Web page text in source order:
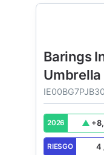
Barings
Umbrella
Europe
IE00BG7PJB30
2026 +
RIESGO 4